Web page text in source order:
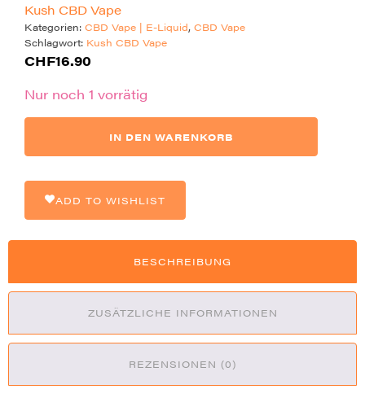
Kush CBD Vape
Kategorien: CBD Vape | E-Liquid, CBD Vape
Schlagwort: Kush CBD Vape
CHF16.90
Nur noch 1 vorrätig
Pen
Zkittles
Menge
IN DEN WARENKORB
ADD TO WISHLIST
BESCHREIBUNG
ZUSÄTZLICHE INFORMATIONEN
REZENSIONEN (0)